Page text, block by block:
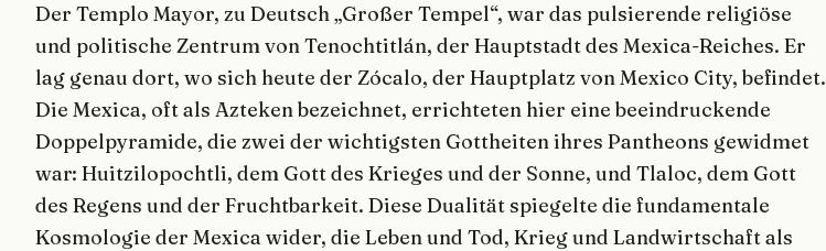
Der Templo Mayor, zu Deutsch „Großer Tempel“, war das pulsierende religiöse
und politische Zentrum von Tenochtitlán, der Hauptstadt des Mexica-Reiches. Er
lag genau dort, wo sich heute der Zócalo, der Hauptplatz von Mexico City, befindet.
Die Mexica, oft als Azteken bezeichnet, errichteten hier eine beeindruckende
Doppelpyramide, die zwei der wichtigsten Gottheiten ihres Pantheons gewidmet
war: Huitzilopochtli, dem Gott des Krieges und der Sonne, und Tlaloc, dem Gott
des Regens und der Fruchtbarkeit. Diese Dualität spiegelte die fundamentale
Kosmologie der Mexica wider, die Leben und Tod, Krieg und Landwirtschaft als